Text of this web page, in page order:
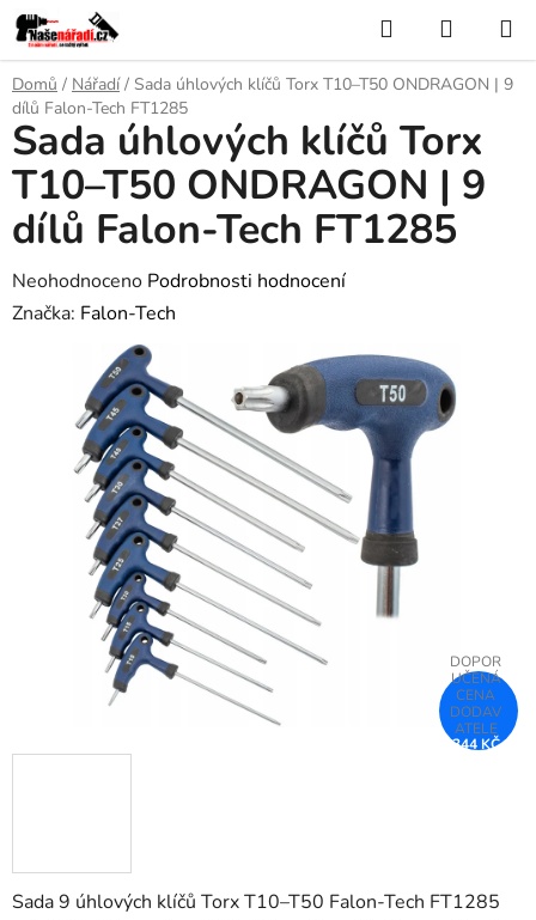
Přejít
na
obsah
Hledat
KOŠÍK
Domů / Nářadí / Sada úhlových klíčů Torx T10–T50 ONDRAGON | 9
dílů Falon-Tech FT1285
Sada 9 úhlových klíčů Torx T10–T50 Falon-Tech FT1285
Sada úhlových klíčů Torx
T10–T50 ONDRAGON | 9
dílů Falon-Tech FT1285
Průměrné
hodnocení
hvězdiček.
Neohodnoceno Podrobnosti hodnocení
Značka: Falon-Tech
344 KČ